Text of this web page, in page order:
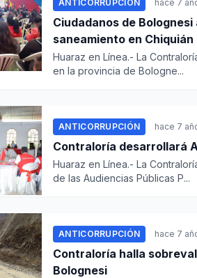
ANTICORRUPCIÓN hace 7
Ciudadanos de
saneamiento en Chiquián
Huaraz en Línea.- La
en la provincia de Bologne...
ANTICORRUPCIÓN hace 7
Contraloría desarrollará
Huaraz en Línea.- La
de las Audiencias Públicas P...
ANTICORRUPCIÓN hace 7
Contraloría halla
Bolognesi